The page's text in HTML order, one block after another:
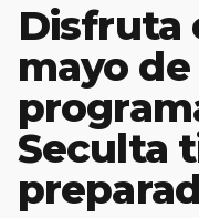
Disfruta
mayo de
Seculta